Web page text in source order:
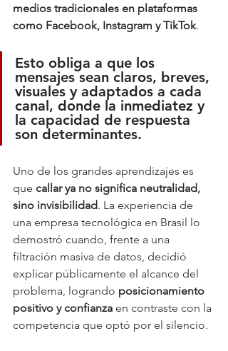
medios tradicionales en plataformas
como Facebook, Instagram y TikTok.
Esto obliga a que los
mensajes sean claros, breves,
visuales y adaptados a cada
canal, donde la inmediatez y
la capacidad de respuesta
son determinantes.
Uno de los grandes aprendizajes es
que callar ya no significa neutralidad,
sino invisibilidad. La experiencia de
una empresa tecnológica en Brasil lo
demostró cuando, frente a una
filtración masiva de datos, decidió
explicar públicamente el alcance del
problema, logrando posicionamiento
positivo y confianza en contraste con la
competencia que optó por el silencio.